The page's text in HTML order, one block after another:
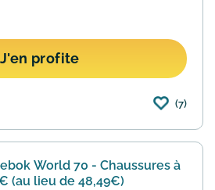
J'en profite
(7)
World 70 - Chaussures à
(au lieu de 48,49€)